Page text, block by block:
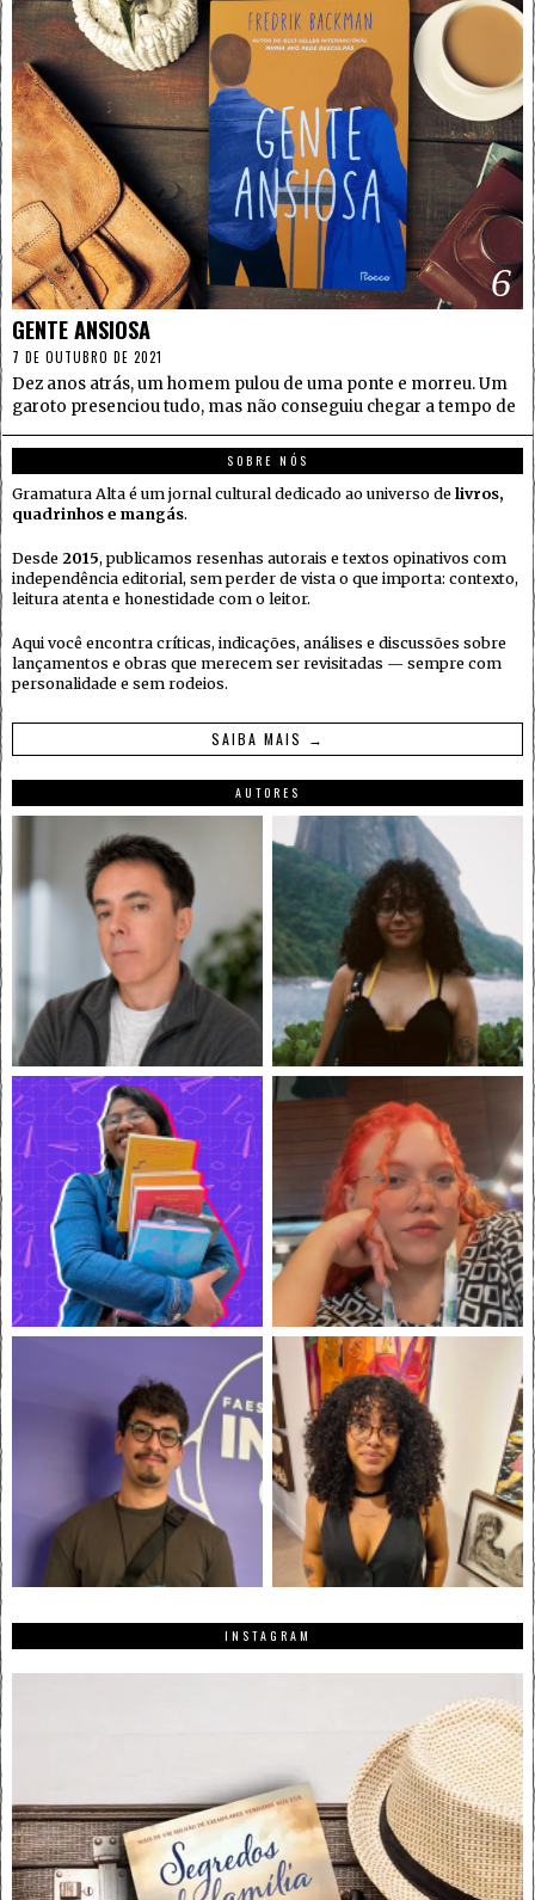
6
GENTE ANSIOSA
7 DE OUTUBRO DE 2021
Dez anos atrás, um homem pulou de uma ponte e morreu. Um
garoto presenciou tudo, mas não conseguiu chegar a tempo de
SOBRE NÓS
Gramatura Alta é um jornal cultural dedicado ao universo de livros,
quadrinhos e mangás.
Desde 2015, publicamos resenhas autorais e textos opinativos com
independência editorial, sem perder de vista o que importa: contexto,
leitura atenta e honestidade com o leitor.
Aqui você encontra críticas, indicações, análises e discussões sobre
lançamentos e obras que merecem ser revisitadas — sempre com
personalidade e sem rodeios.
SAIBA MAIS →
AUTORES
INSTAGRAM